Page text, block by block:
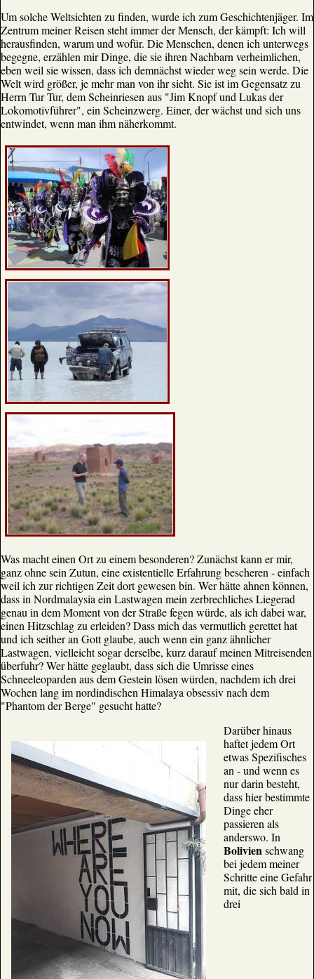
Um solche Weltsichten zu finden, wurde ich zum Geschichtenjäger. Im
Zentrum meiner Reisen steht immer der Mensch, der kämpft: Ich will
herausfinden, warum und wofür. Die Menschen, denen ich unterwegs
begegne, erzählen mir Dinge, die sie ihren Nachbarn verheimlichen,
eben weil sie wissen, dass ich demnächst wieder weg sein werde. Die
Welt wird größer, je mehr man von ihr sieht. Sie ist im Gegensatz zu
Herrn Tur Tur, dem Scheinriesen aus "Jim Knopf und Lukas der
Lokomotivführer", ein Scheinzwerg. Einer, der wächst und sich uns
entwindet, wenn man ihm näherkommt.
Was macht einen Ort zu einem besonderen? Zunächst kann er mir,
ganz ohne sein Zutun, eine existentielle Erfahrung bescheren - einfach
weil ich zur richtigen Zeit dort gewesen bin. Wer hätte ahnen können,
dass in Nordmalaysia ein Lastwagen mein zerbrechliches Liegerad
genau in dem Moment von der Straße fegen würde, als ich dabei war,
einen Hitzschlag zu erleiden? Dass mich das vermutlich gerettet hat
und ich seither an Gott glaube, auch wenn ein ganz ähnlicher
Lastwagen, vielleicht sogar derselbe, kurz darauf meinen Mitreisenden
überfuhr? Wer hätte geglaubt, dass sich die Umrisse eines
Schneeleoparden aus dem Gestein lösen würden, nachdem ich drei
Wochen lang im nordindischen Himalaya obsessiv nach dem
"Phantom der Berge" gesucht hatte?
Darüber hinaus
haftet jedem Ort
etwas Spezifisches
an - und wenn es
nur darin besteht,
dass hier bestimmte
Dinge eher
passieren als
anderswo. In
Bolivienschwang
bei jedem meiner
Schritte eine Gefahr
mit, die sich bald in
drei